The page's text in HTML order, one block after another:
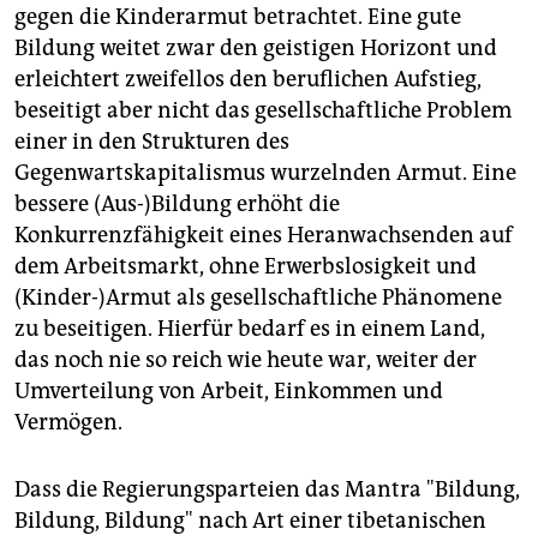
gegen die Kinderarmut betrachtet. Eine gute
Bildung weitet zwar den geistigen Horizont und
erleichtert zweifellos den beruflichen Aufstieg,
beseitigt aber nicht das gesellschaftliche Problem
einer in den Strukturen des
Gegenwartskapitalismus wurzelnden Armut. Eine
bessere (Aus-)Bildung erhöht die
Konkurrenzfähigkeit eines Heranwachsenden auf
dem Arbeitsmarkt, ohne Erwerbslosigkeit und
(Kinder-)Armut als gesellschaftliche Phänomene
zu beseitigen. Hierfür bedarf es in einem Land,
das noch nie so reich wie heute war, weiter der
Umverteilung von Arbeit, Einkommen und
Vermögen.
Dass die Regierungsparteien das Mantra "Bildung,
Bildung, Bildung" nach Art einer tibetanischen